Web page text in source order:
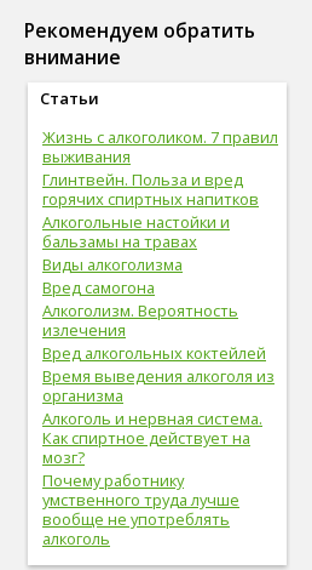
спорт (17)
женская половая система (17)
лабораторные
здоровые привычки (16)
волосы (15)
витамины (14)
сон (14)
алкоголизм (13)
центральная нервная
система (13)
онкологические болезни (12)
инструментальное
исследование (11)
идеальный вес (11)
упражнения (11)
овощи (11)
мужская половая система (10)
психолог (10)
психотерапевт (10)
стоматолог (9)
психотерапия (9)
Рекомендуем обратить
внимание
Статьи
Жизнь с алкоголиком. 7 правил
выживания
Глинтвейн. Польза и вред
горячих спиртных напитков
Алкогольные настойки и
бальзамы на травах
Виды алкоголизма
Вред самогона
Алкоголизм. Вероятность
излечения
Вред алкогольных коктейлей
Время выведения алкоголя из
организма
Алкоголь и нервная система.
Как спиртное действует на
мозг?
Почему работнику
умственного труда лучше
вообще не употреблять
алкоголь